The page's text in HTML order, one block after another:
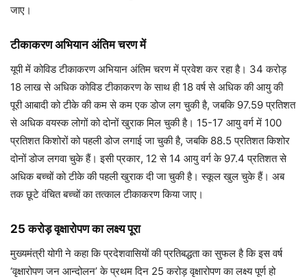
जाए।
टीकाकरण अभियान अंतिम चरण में
यूपी में कोविड टीकाकरण अभियान अंतिम चरण में प्रवेश कर रहा है। 34 करोड़
18 लाख से अधिक कोविड टीकाकरण के साथ ही 18 वर्ष से अधिक की आयु की
पूरी आबादी को टीके की कम से कम एक डोज लग चुकी है, जबकि 97.59 प्रतिशत
से अधिक वयस्क लोगों को दोनों खुराक मिल चुकी है। 15-17 आयु वर्ग में 100
प्रतिशत किशोरों को पहली डोज लगाई जा चुकी है, जबकि 88.5 प्रतिशत किशोर
दोनों डोज लगवा चुके हैं। इसी प्रकार, 12 से 14 आयु वर्ग के 97.4 प्रतिशत से
अधिक बच्चों को टीके की पहली खुराक दी जा चुकी है। स्कूल खुल चुके हैं। अब
तक छूटे वंचित बच्चों का तत्काल टीकाकरण किया जाए।
25 करोड़ वृक्षारोपण का लक्ष्य पूरा
मुख्यमंत्री योगी ने कहा कि प्रदेशवासियों की प्रतिबद्धता का सुफल है कि इस वर्ष
‘वृक्षारोपण जन आन्दोलन’ के प्रथम दिन 25 करोड़ वृक्षारोपण का लक्ष्य पूर्ण हो